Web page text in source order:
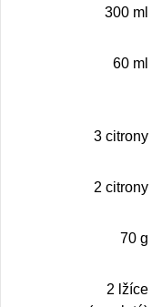
300 ml
60 ml
3 citrony
2 citrony
70 g
2 lžíce